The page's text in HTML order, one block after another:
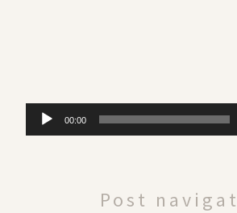
Audio
Player
00:00
Post